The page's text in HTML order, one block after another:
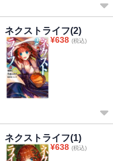
ネクストライフ(2)
¥638 (税込)
ネクストライフ(1)
¥638 (税込)